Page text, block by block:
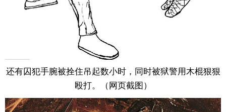
还有囚犯手腕被拴住吊起数小时，同时被狱警用木棍狠狠
殴打。（网页截图）